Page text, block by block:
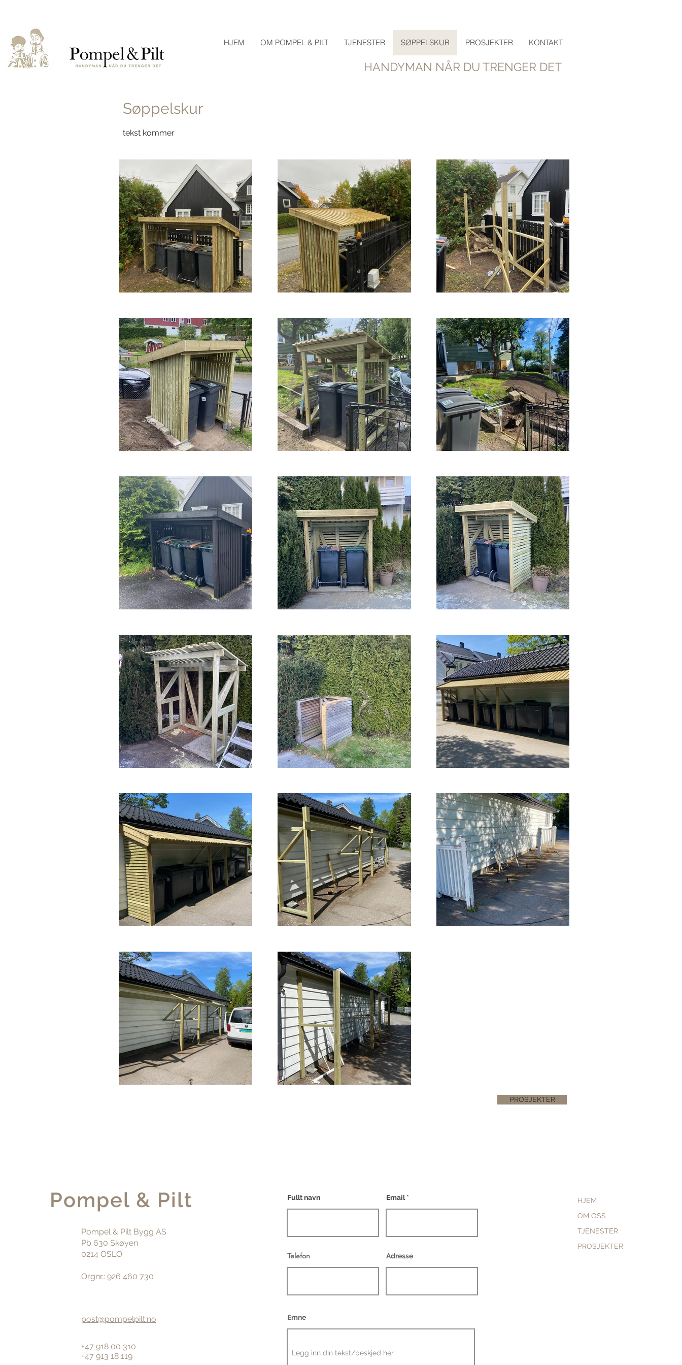
Søppelskur
tekst kommer
PROSJEKTER
HJEM OM POMPEL & PILT TJENESTER SØPPELSKUR PROSJEKTER KONTAKT
HANDYMAN NÅR DU TRENGER DET
Pompel & Pilt
Pompel & Pilt Bygg AS
Pb 630 Skøyen
0214 OSLO
Orgnr.: 926 460 730
post@pompelpilt.no
+47 918 00 310
+47 913 18 119
Fullt navn Email
Telefon Adresse
Emne
HJEM
OM OSS
TJENESTER
PROSJEKTER